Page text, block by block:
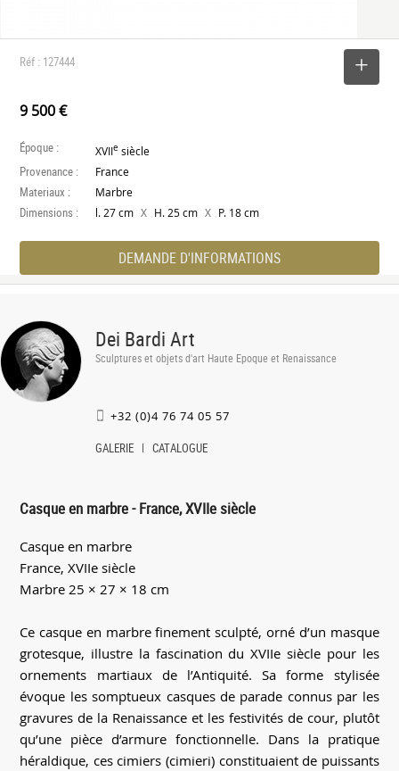
Réf : 127444
9 500 €
Époque : XVIIe siècle
Provenance : France
Materiaux : Marbre
Dimensions : l. 27 cm X H. 25 cm X P. 18 cm
DEMANDE D'INFORMATIONS
Dei Bardi Art
Sculptures et objets d'art Haute Epoque et Renaissance
+32 (0)4 76 74 05 57
GALERIE CATALOGUE
Casque en marbre - France, XVIIe siècle
Casque en marbre
France, XVIIe siècle
Marbre 25 × 27 × 18 cm
Ce casque en marbre finement sculpté, orné d’un masque
grotesque, illustre la fascination du XVIIe siècle pour les
ornements martiaux de l’Antiquité. Sa forme stylisée
évoque les somptueux casques de parade connus par les
gravures de la Renaissance et les festivités de cour, plutôt
qu’une pièce d’armure fonctionnelle. Dans la pratique
héraldique, ces cimiers (cimieri) constituaient de puissants